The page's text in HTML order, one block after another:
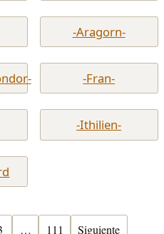
-Aragorn-
-Fran-
-Ithilien-
… 111 Siguiente